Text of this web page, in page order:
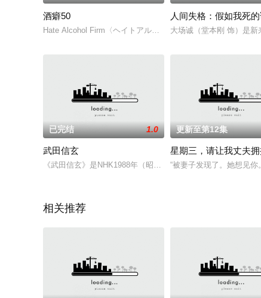
酒癖50
Hate Alcohol Firm〈ヘイトアルコールファーム〉に務める酒
人间失格：假如我死
大场诚（堂本刚 饰）是新
已完结 1.0
武田信玄
《武田信玄》是NHK1988年（昭和63年）播放的大河剧。第26
更新至第12集
星期三，请让我丈夫
“被妻子发现了。她想见
相关推荐